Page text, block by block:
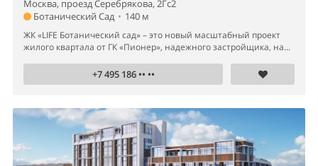
Москва, проезд Серебрякова, 2Гс2
Ботанический Сад • 140 м
ЖК «LIFE Ботанический сад» – это новый масштабный проект
жилого квартала от ГК «Пионер», надежного застройщика, на...
+7 495 186 •• ••